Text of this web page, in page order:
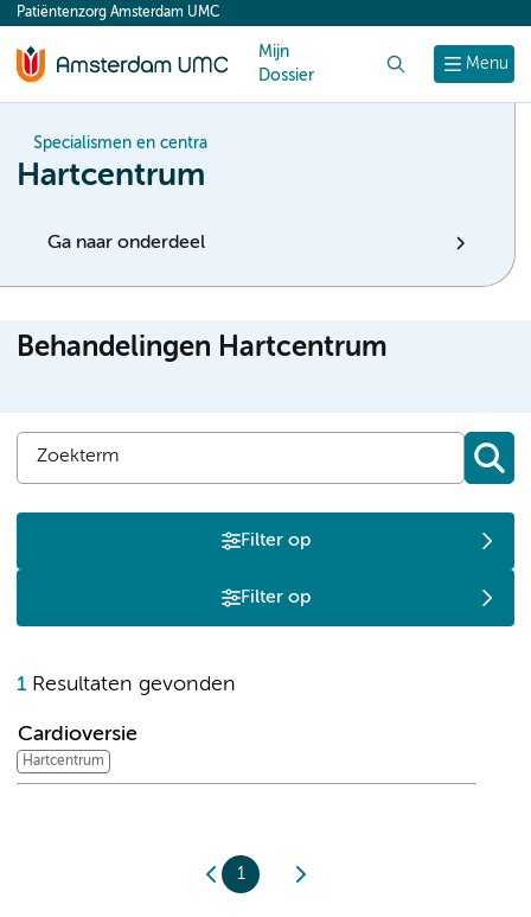
content
Menu
Patiëntenzorg Amsterdam UMC
Mijn
Dossier
Specialismen en centra
Hartcentrum
Ga naar onderdeel
Behandelingen Hartcentrum
Filter op
Filter op
1Resultaten gevonden
Cardioversie
Hartcentrum
1